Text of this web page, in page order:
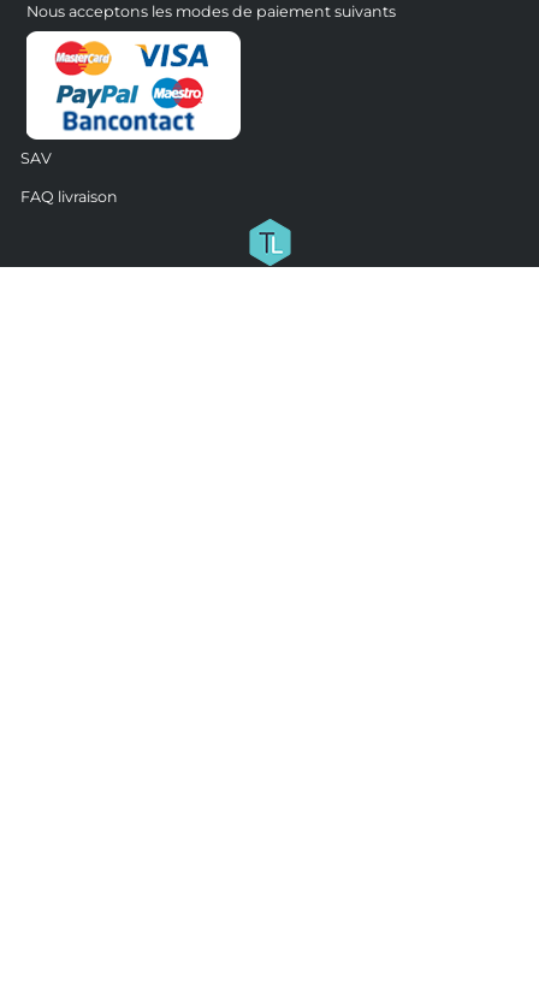
Nous acceptons les modes de paiement suivants
SAV
FAQ livraison